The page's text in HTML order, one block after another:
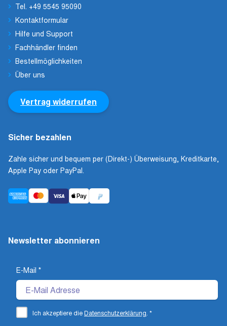
Tel. +49 5545 95090
Kontaktformular
Hilfe und Support
Fachhändler finden
Bestellmöglichkeiten
Über uns
Vertrag widerrufen
Sicher bezahlen
Zahle sicher und bequem per (Direkt-) Überweisung, Kreditkarte,
Apple Pay oder PayPal.
Newsletter abonnieren
E-Mail *
Ich akzeptiere dieDatenschutzerklärung *